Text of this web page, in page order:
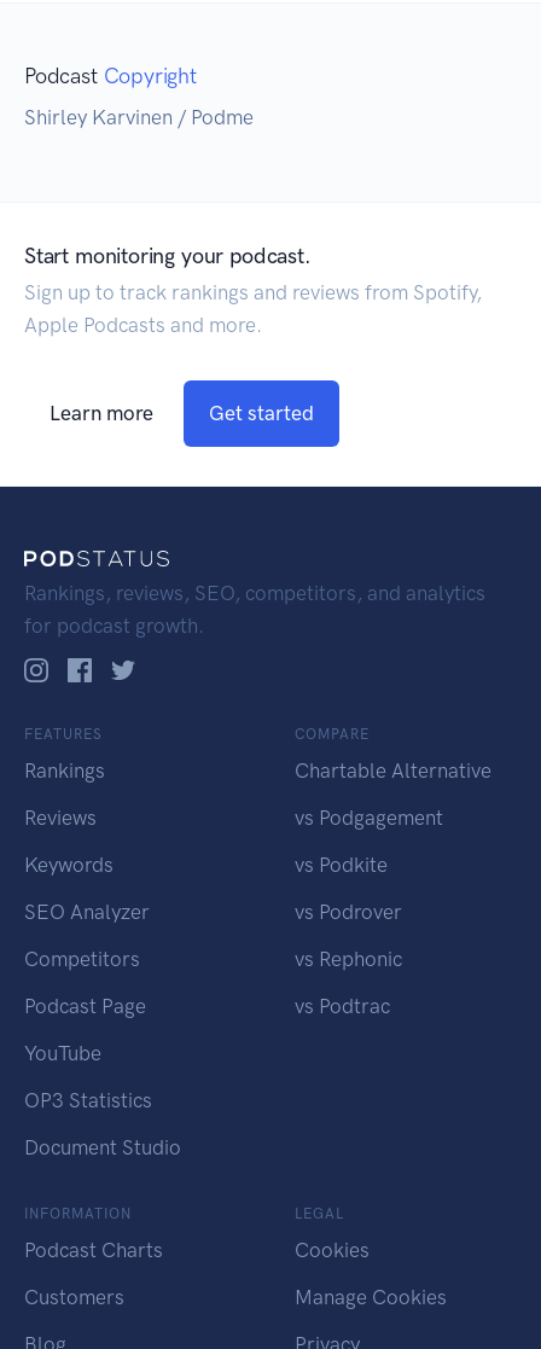
Podcast Copyright
Shirley Karvinen / Podme
Start monitoring your podcast.
Sign up to track rankings and reviews from Spotify,
Apple Podcasts and more.
Learn more Get started
Rankings, reviews, SEO, competitors, and analytics
for podcast growth.
FEATURES
Rankings
Reviews
Keywords
SEO Analyzer
Competitors
Podcast Page
YouTube
OP3 Statistics
Document Studio
COMPARE
Chartable Alternative
vs Podgagement
vs Podkite
vs Podrover
vs Rephonic
vs Podtrac
INFORMATION
Podcast Charts
Customers
LEGAL
Cookies
Manage Cookies